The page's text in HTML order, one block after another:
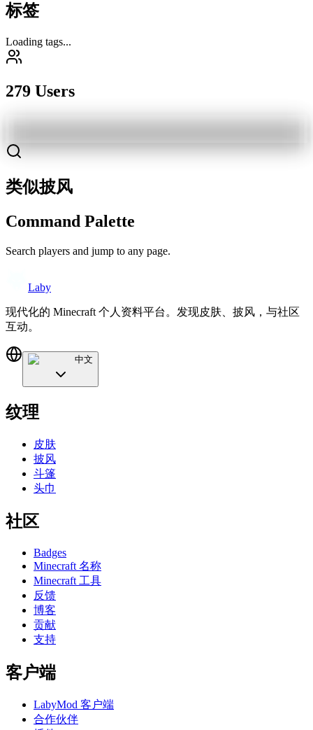
标签
Loading tags...
279 Users
类似披风
Command Palette
Search players and jump to any page.
Laby
现代化的 Minecraft 个人资料平台。发现皮肤、披风，与社区
互动。
中文
纹理
皮肤
披风
斗篷
头巾
社区
Badges
Minecraft 名称
Minecraft 工具
反馈
博客
贡献
支持
客户端
LabyMod 客户端
合作伙伴